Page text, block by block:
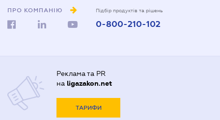
ПРО КОМПАНІЮ Підбір продуктів та рішень
0-800-210-102
Реклама та PR
на ligazakon.net
ТАРИФИ